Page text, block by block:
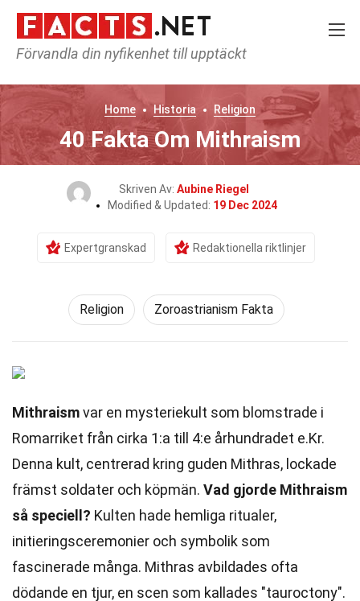
Förvandla din nyfikenhet till upptäckt
Home Historia Religion
40 Fakta Om Mithraism
Skriven Av: Aubine Riegel
Modified & Updated: 19 Dec 2024
Expertgranskad Redaktionella riktlinjer
Religion Zoroastrianism Fakta
Mithraismvar en mysteriekult som blomstrade i
Romarriket från cirka 1:a till 4:e århundradet e.Kr.
Denna kult, centrerad kring guden Mithras, lockade
främst soldater och köpmän. Vad gjorde Mithraism
så speciell? Kulten hade hemliga ritualer,
initieringsceremonier och symbolik som
fascinerade många. Mithras avbildades ofta
dödande en tjur, en scen som kallades "tauroctony".